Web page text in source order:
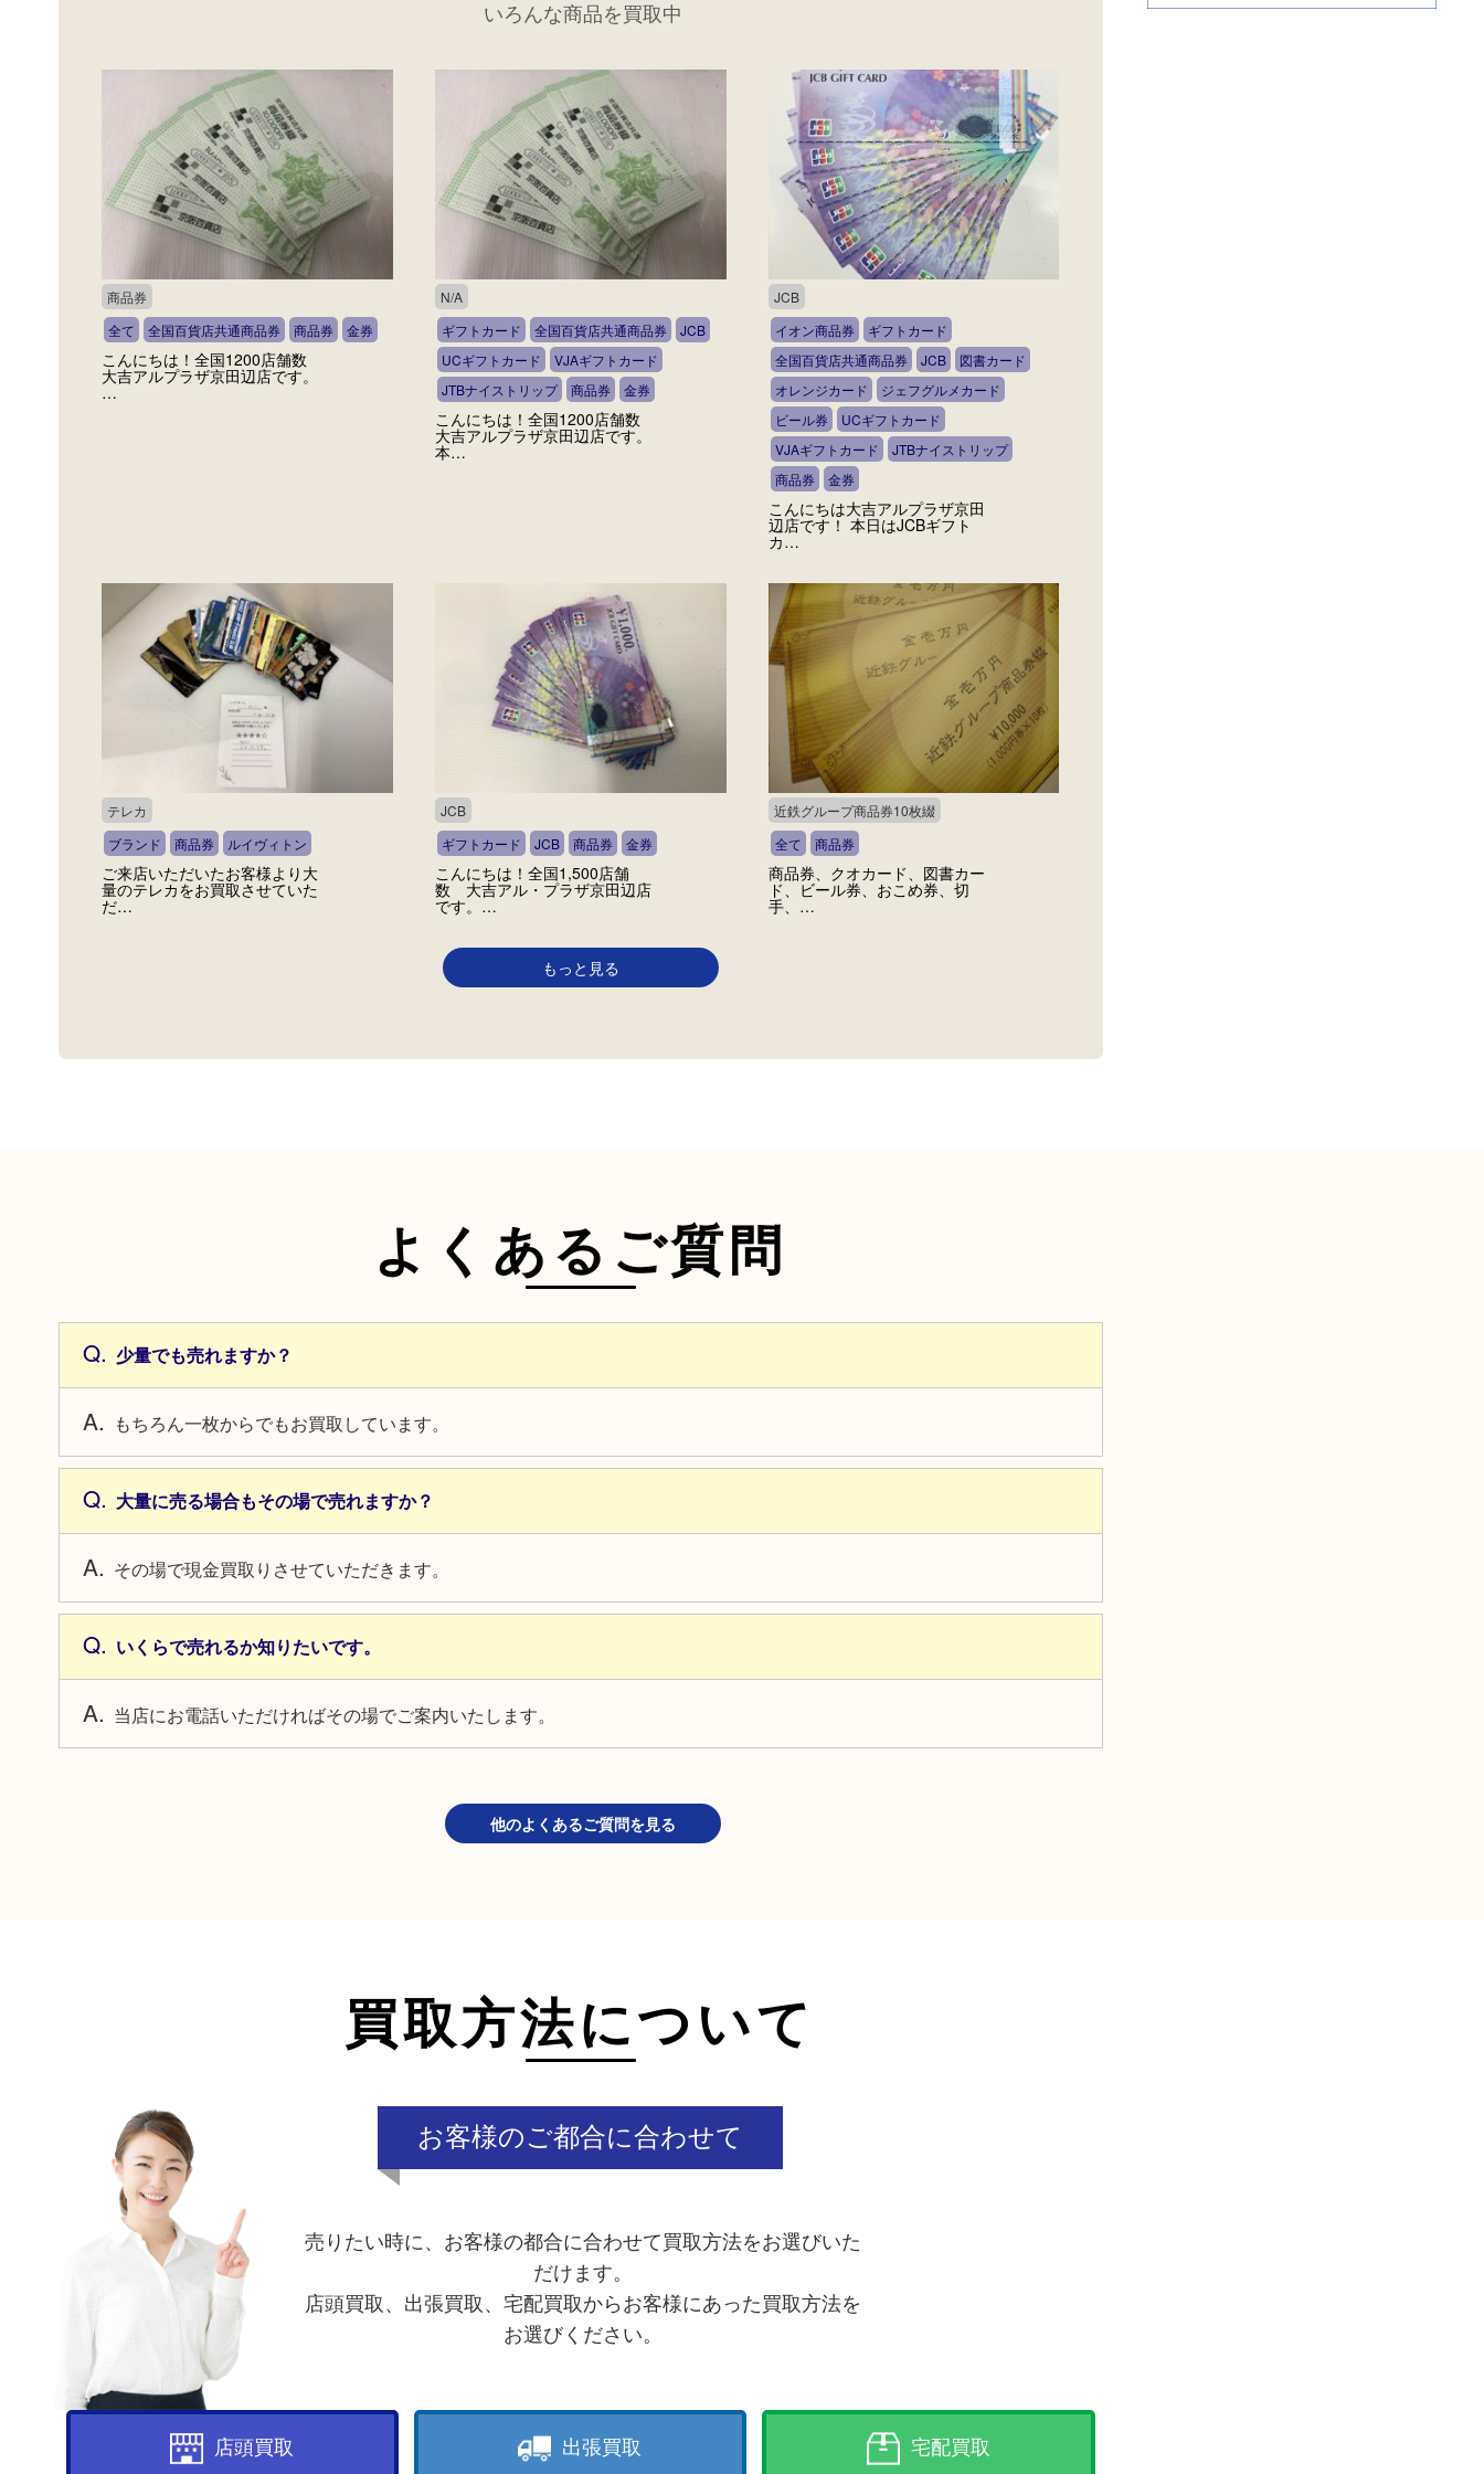
いろんな商品を買取中
商品券
全て
全国百貨店共通商品券 商品券 金券
こんにちは！全国1200店舗数
大吉アルプラザ京田辺店です。
…
N/A
ギフトカード
全国百貨店共通商品券
JCB
UCギフトカード
VJAギフトカード
JTBナイストリップ
商品券 金券
こんにちは！全国1200店舗数
大吉アルプラザ京田辺店です。
本…
JCB
イオン商品券
ギフトカード
全国百貨店共通商品券
JCB
図書カード
オレンジカード
ジェフグルメカード
ビール券
UCギフトカード
VJAギフトカード
JTBナイストリップ
商品券
金券
こんにちは大吉アルプラザ京田
辺店です！ 本日はJCBギフト
カ…
テレカ
ブランド
商品券 ルイヴィトン
ご来店いただいたお客様より大
量のテレカをお買取させていた
だ…
JCB
ギフトカード
JCB 商品券 金券
こんにちは！全国1,500店舗
数 大吉アル・プラザ京田辺店
です。…
近鉄グループ商品券10枚綴
全て
商品券
商品券、クオカード、図書カー
ド、ビール券、おこめ券、切
手、…
もっと見る
よくあるご質問
少量でも売れますか？
もちろん一枚からでもお買取しています。
大量に売る場合もその場で売れますか？
その場で現金買取りさせていただきます。
いくらで売れるか知りたいです。
当店にお電話いただければその場でご案内いたします。
他のよくあるご質問を見る
買取方法について
お客様のご都合に合わせて
売りたい時に、お客様の都合に合わせて買取方法をお選びいた
だけます。
店頭買取、出張買取、宅配買取からお客様にあった買取方法を
お選びください。
店頭買取 出張買取 宅配買取